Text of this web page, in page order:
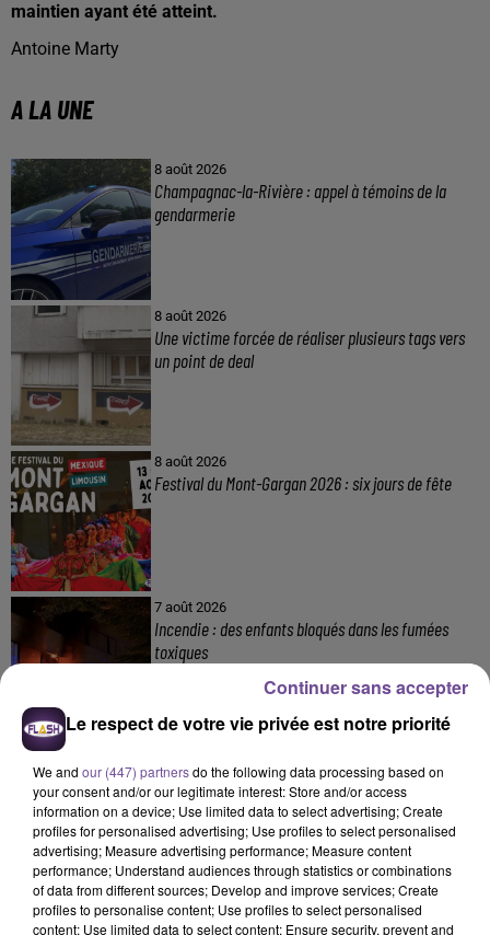
maintien ayant été atteint.
Antoine Marty
A LA UNE
8 août 2026
Champagnac-la-Rivière : appel à témoins de la
gendarmerie
8 août 2026
Une victime forcée de réaliser plusieurs tags vers
un point de deal
8 août 2026
Festival du Mont-Gargan 2026 : six jours de fête
7 août 2026
Incendie : des enfants bloqués dans les fumées
toxiques
DERNIERS TITRES
11h51
11h51 11h47
11h47 11h41
11h41
Le respect de votre vie privée est notre priorité
We and our (447) partnersdo the following data processing based on
your consent and/or our legitimate interest: Store and/or access
information on a device; Use limited data to select advertising; Create
profiles for personalised advertising; Use profiles to select personalised
advertising; Measure advertising performance; Measure content
performance; Understand audiences through statistics or combinations
of data from different sources; Develop and improve services; Create
profiles to personalise content; Use profiles to select personalised
content; Use limited data to select content; Ensure security, prevent and
Continuer sans accepter